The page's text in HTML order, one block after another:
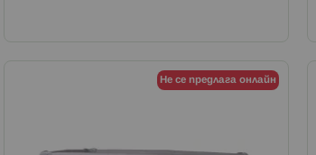
Не се предлага онлайн